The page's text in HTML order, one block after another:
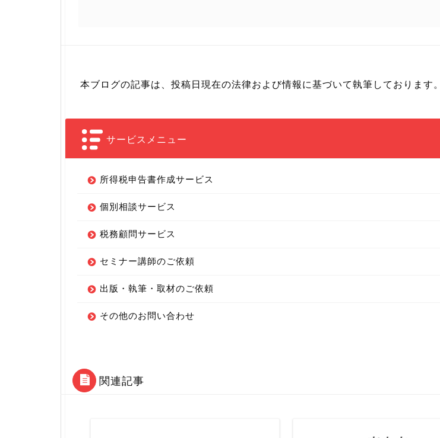
本ブログの記事は、投稿日現在の法律および情報に基づいて執筆しております。
サービスメニュー
所得税申告書作成サービス
個別相談サービス
税務顧問サービス
セミナー講師のご依頼
出版・執筆・取材のご依頼
その他のお問い合わせ
関連記事